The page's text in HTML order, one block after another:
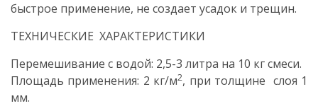
быстрое применение, не создает усадок и трещин.
ТЕХНИЧЕСКИЕ ХАРАКТЕРИСТИКИ
Перемешивание с водой: 2,5-3 литра на 10 кг смеси.
Площадь применения: 2 кг/м2, при толщине слоя 1
мм.